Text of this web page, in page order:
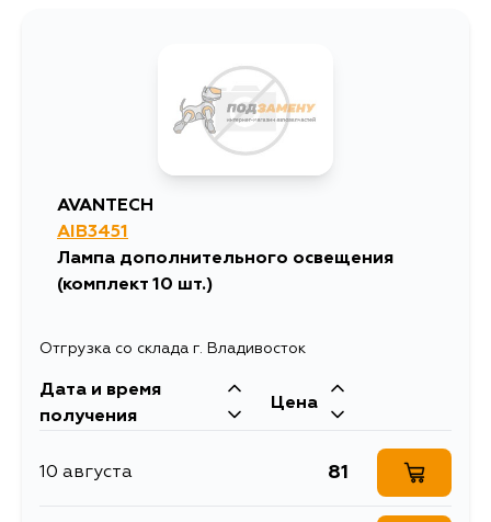
AVANTECH
AIB3451
Лампа дополнительного освещения
(комплект 10 шт.)
Отгрузка со склада г. Владивосток
Дата и время
получения
Цена
10 августа 81